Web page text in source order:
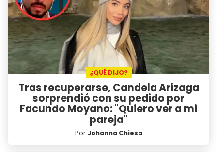
¿QUÉ DIJO?
Tras recuperarse, Candela Arizaga
sorprendió con su pedido por
Facundo Moyano: "Quiero ver a mi
pareja"
Por Johanna Chiesa